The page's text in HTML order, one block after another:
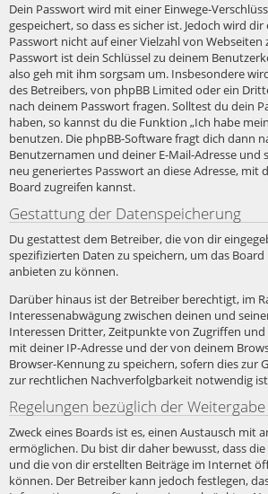
Dein Passwort wird mit einer Einwege-
gespeichert, so dass es sicher ist. Jedoch wird
Passwort nicht auf einer Vielzahl von Webseiten
Passwort ist dein Schlüssel zu deinem
also geh mit ihm sorgsam um. Insbesondere
des Betreibers, von phpBB Limited oder ein
nach deinem Passwort fragen. Solltest du dein
haben, so kannst du die Funktion „Ich habe
benutzen. Die phpBB-Software fragt dich dann
Benutzernamen und deiner E-Mail-Adresse und
neu generiertes Passwort an diese Adresse, mit
Board zugreifen kannst.
Gestattung der Datenspeicherung
Du gestattest dem Betreiber, die von dir
spezifizierten Daten zu speichern, um das
anbieten zu können.
Darüber hinaus ist der Betreiber berechtigt, im
Interessenabwägung zwischen deinen und
Interessen Dritter, Zeitpunkte von Zugriffen
mit deiner IP-Adresse und der von deinem
Browser-Kennung zu speichern, sofern dies zur
zur rechtlichen Nachverfolgbarkeit notwendig
Regelungen bezüglich der
Zweck eines Boards ist es, einen Austausch mit
ermöglichen. Du bist dir daher bewusst, dass
und die von dir erstellten Beiträge im Internet
können. Der Betreiber kann jedoch festlegen,